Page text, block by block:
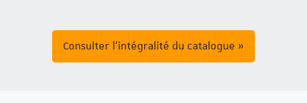
Consulter l'intégralité du catalogue »